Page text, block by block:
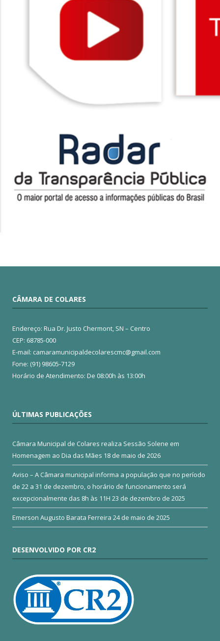
CÂMARA DE COLARES
Endereço: Rua Dr. Justo Chermont, SN – Centro
CEP: 68785-000
E-mail: camaramunicipaldecolarescmc@gmail.com
Fone: (91) 98605-7129
Horário de Atendimento: De 08:00h às 13:00h
ÚLTIMAS PUBLICAÇÕES
Câmara Municipal de Colares realiza Sessão Solene em
Homenagem ao Dia das Mães 18 de maio de 2026
Aviso – A Câmara municipal informa a população que no período
de 22 a 31 de dezembro, o horário de funcionamento será
excepcionalmente das 8h às 11H 23 de dezembro de 2025
Emerson Augusto Barata Ferreira 24 de maio de 2025
DESENVOLVIDO POR CR2